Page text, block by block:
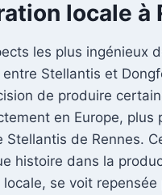
locale à
les plus ingénieux
Stellantis et
de produire
en Europe, plus
Stellantis de Rennes.
histoire dans la
se voit repensée